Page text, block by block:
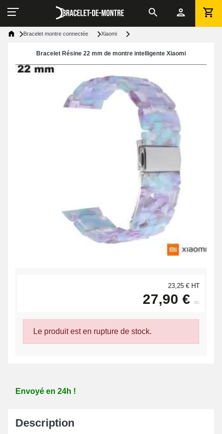
Bracelet montre connectée Xiaomi
Bracelet Résine 22 mm de montre intelligente Xiaomi
23,25 € HT
27,90 € ttc
Le produit est en rupture de stock.
Envoyé en 24h !
Description